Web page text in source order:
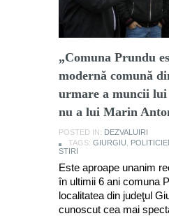
„Comuna Prundu
modernă comună
urmare a muncii
nu a lui Marin
POSTED IN: DEZVALUIRI
TAGS: GIURGIU
STIRI
Este aproape unanim
în ultimii 6 ani comuna
localitatea din judeţul
cunoscut cea mai